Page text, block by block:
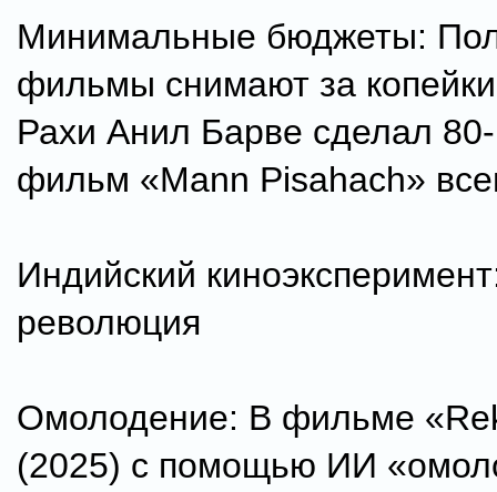
Минимальные бюджеты:
фильмы снимают за
Рахи Анил Барве сделал
фильм «Mann Pisahach»
Индийский
революция
Омолодение: В фильме
(2025) с помощью ИИ